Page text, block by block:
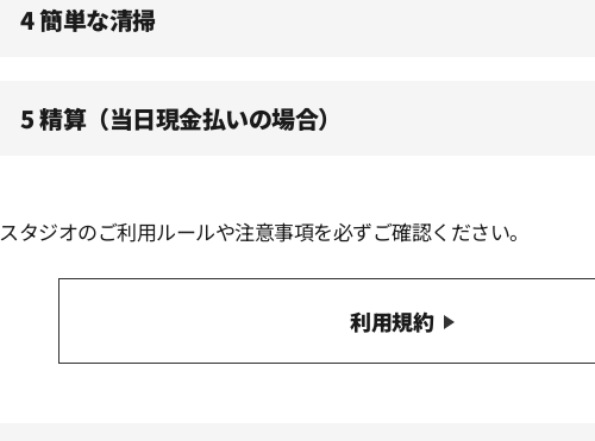
13:00
14:00
4 簡単な清掃
5 精算（当日現金払いの場合）
スタジオのご利用ルールや注意事項を必ずご確認ください。
利用規約